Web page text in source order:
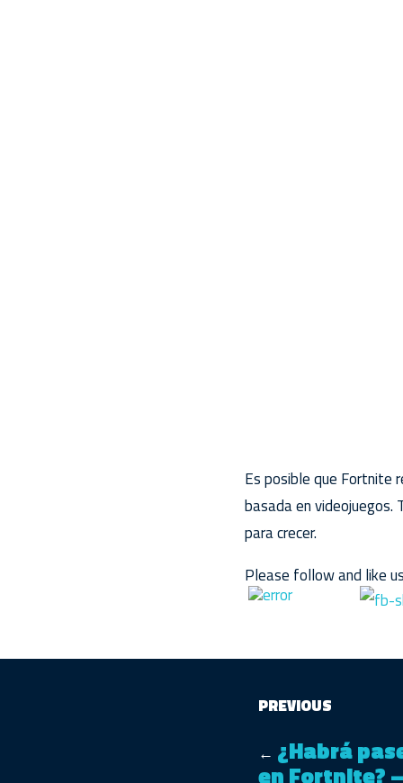
Es posible que Fortnite
basada en
para crecer.
Please follow and like
PREVIOUS
← ¿Habrá
en Fortnite?